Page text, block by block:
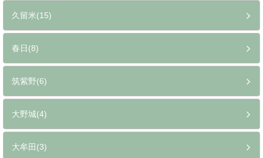
久留米(15)
春日(8)
筑紫野(6)
大野城(4)
大牟田(3)